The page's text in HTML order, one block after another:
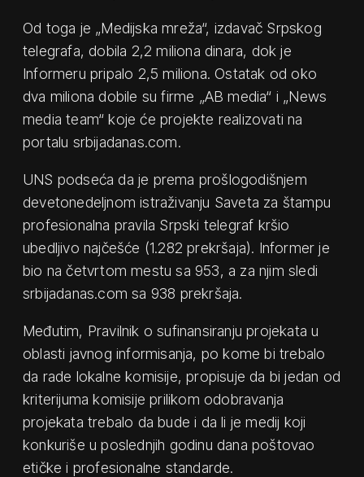
Od toga je „Medijska mreža“, izdavač Srpskog
telegrafa, dobila 2,2 miliona dinara, dok je
Informeru pripalo 2,5 miliona. Ostatak od oko
dva miliona dobile su firme „AB media“ i „News
media team“ koje će projekte realizovati na
portalu srbijadanas.com.
UNS podseća da je prema prošlogodišnjem
devetonedeljnom istraživanju Saveta za štampu
profesionalna pravila Srpski telegraf kršio
ubedljivo najčešće (1.282 prekršaja). Informer je
bio na četvrtom mestu sa 953, a za njim sledi
srbijadanas.com sa 938 prekršaja.
Međutim, Pravilnik o sufinansiranju projekata u
oblasti javnog informisanja, po kome bi trebalo
da rade lokalne komisije, propisuje da bi jedan od
kriterijuma komisije prilikom odobravanja
projekata trebalo da bude i da li je medij koji
konkuriše u poslednjih godinu dana poštovao
etičke i profesionalne standarde.